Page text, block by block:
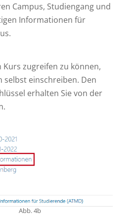
Campus, Studiengang und
Informationen für
Kurs zugreifen zu können,
selbst einschreiben. Den
erhalten Sie von der
Abb. 4b